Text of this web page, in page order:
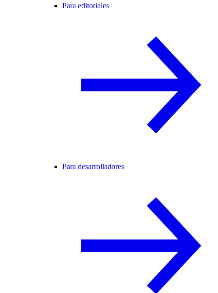
Para editoriales
Para desarrolladores